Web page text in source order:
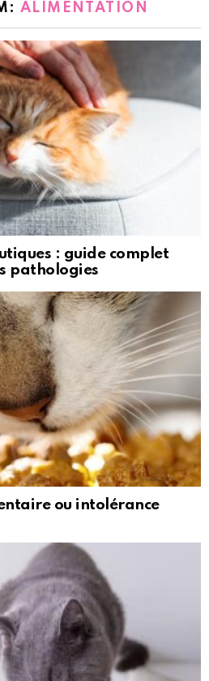
ALIMENTATION
: guide complet
pathologies
ou intolérance